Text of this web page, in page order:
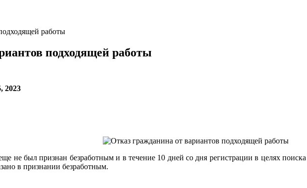
работы
подходящей работы
2023
не был признан безработным и в течение 10 дней со дня регистрации в целях
в признании безработным.